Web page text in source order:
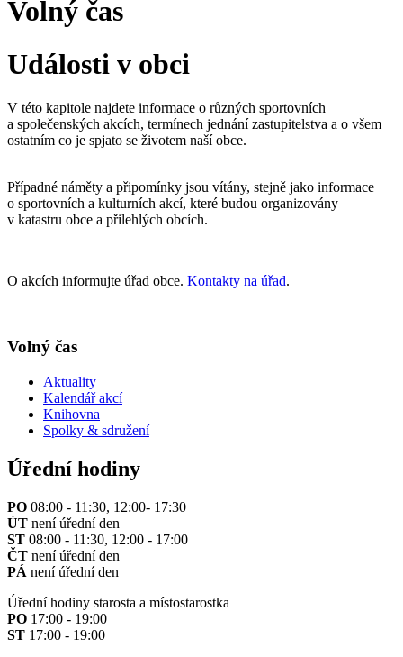
Volný čas
Události v obci
V této kapitole najdete informace o různých sportovních
a společenských akcích, termínech jednání zastupitelstva a o všem
ostatním co je spjato se životem naší obce.
Případné náměty a připomínky jsou vítány, stejně jako informace
o sportovních a kulturních akcí, které budou organizovány
v katastru obce a přilehlých obcích.
O akcích informujte úřad obce. Kontakty na úřad.
Volný čas
Aktuality
Kalendář akcí
Knihovna
Spolky & sdružení
Úřední hodiny
PO 08:00 - 11:30, 12:00- 17:30
ÚT není úřední den
ST 08:00 - 11:30, 12:00 - 17:00
ČT není úřední den
PÁ není úřední den
Úřední hodiny starosta a místostarostka
PO 17:00 - 19:00
ST 17:00 - 19:00